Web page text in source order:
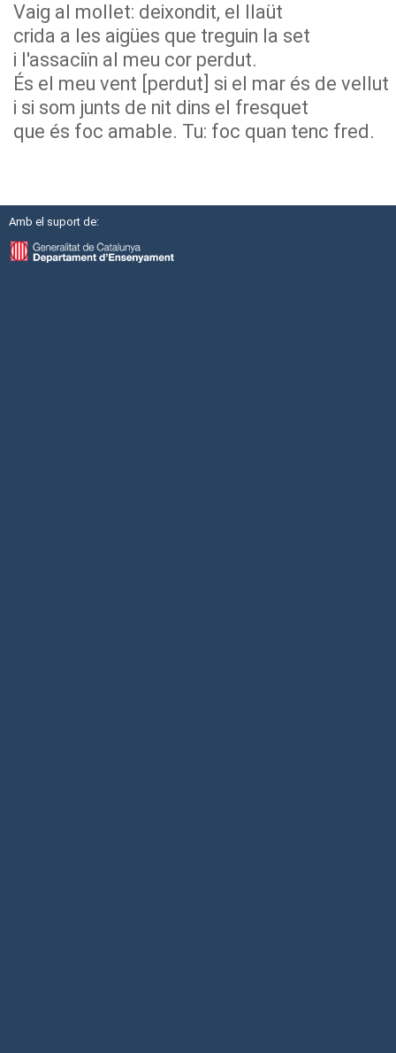
Vaig al mollet: deixondit, el llaüt
crida a les aigües que treguin la set
i l'assaciïn al meu cor perdut.
És el meu vent [perdut] si el mar és de vellut
i si som junts de nit dins el fresquet
que és foc amable. Tu: foc quan tenc fred.
Amb el suport de: